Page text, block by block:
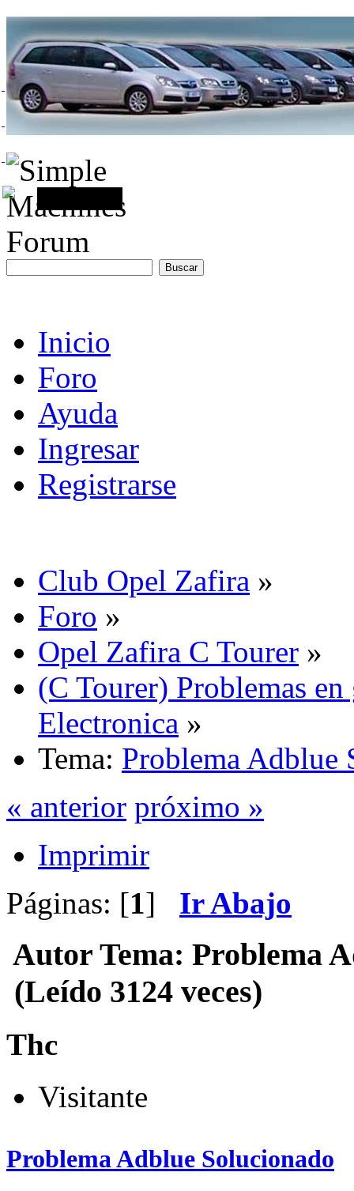
Inicio
Foro
Ayuda
Ingresar
Registrarse
Club Opel Zafira »
Foro »
Opel Zafira C Tourer »
(C Tourer) Problemas
Electronica »
Tema: Problema Adblue
« anterior próximo »
Imprimir
Páginas: [1] Ir Abajo
Autor Tema: Problema
(Leído 3124 veces)
Thc
Visitante
Problema Adblue Solucionado